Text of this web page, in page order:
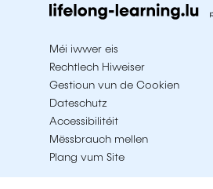
Méi iwwer eis
Rechtlech Hiweiser
Gestioun vun de Cookien
Dateschutz
Accessibilitéit
Mëssbrauch mellen
Plang vum Site